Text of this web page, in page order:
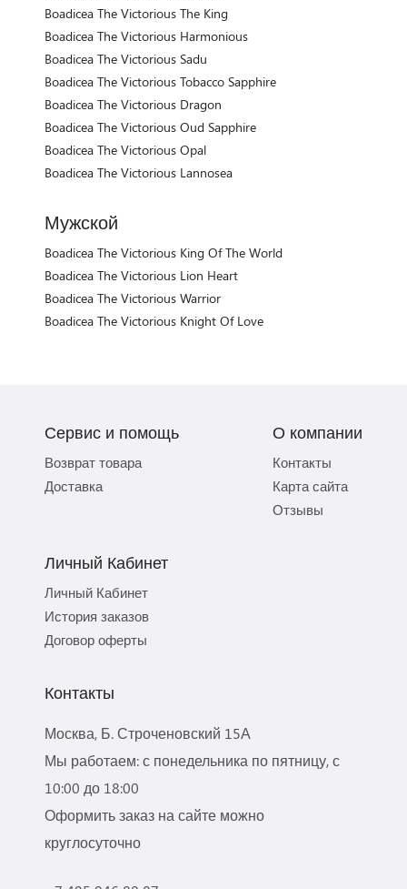
Boadicea The Victorious The King
Boadicea The Victorious Harmonious
Boadicea The Victorious Sadu
Boadicea The Victorious Tobacco Sapphire
Boadicea The Victorious Dragon
Boadicea The Victorious Oud Sapphire
Boadicea The Victorious Opal
Boadicea The Victorious Lannosea
Мужской
Boadicea The Victorious King Of The World
Boadicea The Victorious Lion Heart
Boadicea The Victorious Warrior
Boadicea The Victorious Knight Of Love
Сервис и помощь
Возврат товара
Доставка
О компании
Контакты
Карта сайта
Отзывы
Личный Кабинет
Личный Кабинет
История заказов
Договор оферты
Контакты
Москва, Б. Строченовский 15А
Мы работаем: с понедельника по пятницу, с
10:00 до 18:00
Оформить заказ на сайте можно
круглосуточно